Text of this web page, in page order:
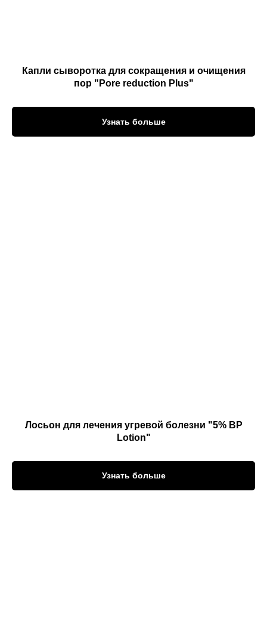
Капли сыворотка для сокращения и очищения
пор "Pore reduction Plus"
Узнать больше
Лосьон для лечения угревой болезни "5% BP
Lotion"
Узнать больше